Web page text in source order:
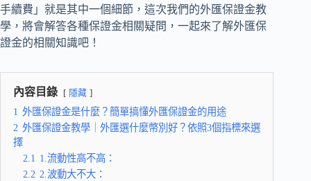
手續費」就是其中一個細節，這次我們的外匯保證金教
學，將會解答各種保證金相關疑問，一起來了解外匯保
證金的相關知識吧！
內容目錄 隱藏
1 外匯保證金是什麼？簡單搞懂外匯保證金的用途
2 外匯保證金教學｜外匯選什麼幣別好？依照3個指標來選
擇
2.1 1.流動性高不高：
2.2 2.波動大不大：